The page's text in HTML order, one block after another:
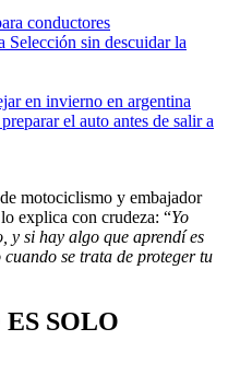
Selección sin descuidar la
el auto antes de salir a
motociclismo y embajador
explica con crudeza: “Yo
y si hay algo que aprendí es
se trata de proteger tu
SOLO